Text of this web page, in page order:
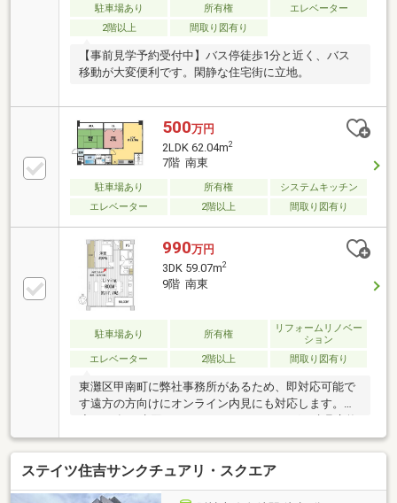
駐車場あり 所有権
エレベーター
2階以上
間取り図有り
【事前見学予約受付中】バス停徒歩1分と近く、バス
移動が大変便利です。閑静な住宅街に立地。
500万円
2LDK 62.04m2
7階 南東
駐車場あり 所有権
システムキッチン
エレベーター
2階以上 間取り図有り
990万円
3DK 59.07m2
9階 南東
駐車場あり 所有権
リフォームリノベー
ション
エレベーター
2階以上 間取り図有り
東灘区甲南町に弊社事務所があるため、即対応可能で
す遠方の方向けにオンライン内見にも対応します。
（一部）などリフォームを施し、 快適な1LDKへ刷
新。◆神戸の高台に佇む住吉台住宅。◆窓からは煌め
く夜景と夏の花火を望む贅沢な眺望。◆JR住吉駅から
バス9分、三宮へもアクセス良好。 都市の利便と自
ステイツ住吉サンクチュアリ・スクエア